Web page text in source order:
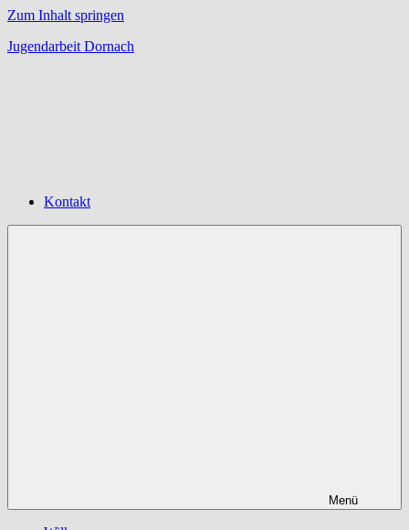
Zum Inhalt springen
Jugendarbeit Dornach
Kontakt
Menü